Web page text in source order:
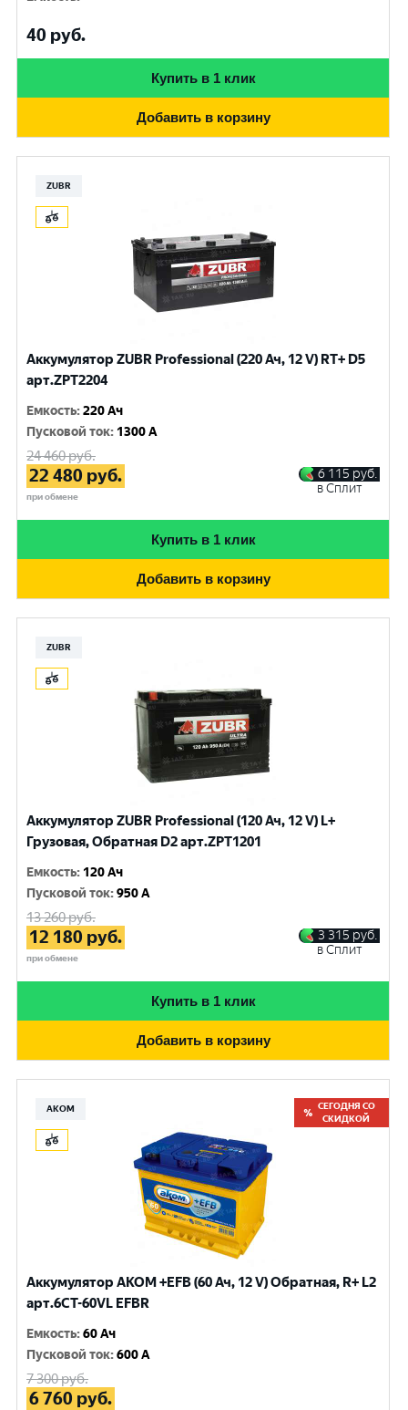
40 руб.
Купить в 1 клик
Добавить в корзину
ZUBR
Аккумулятор ZUBR Professional (220 Ач, 12 V) RT+ D5
арт.ZPT2204
Емкость:220 Ач
Пусковой ток: 1300 A
24 460руб.
22 480 руб.
при обмене
6 115 руб.
в Сплит
Купить в 1 клик
Добавить в корзину
ZUBR
Аккумулятор ZUBR Professional (120 Ач, 12 V) L+
Грузовая, Обратная D2 арт.ZPT1201
Емкость: 120 Ач
Пусковой ток:950 A
13 260руб.
12 180 руб.
при обмене
3 315 руб.
в Сплит
Купить в 1 клик
Добавить в корзину
АКОМ
СЕГОДНЯ СО
СКИДКОЙ
Аккумулятор AKOM +EFB (60 Ач, 12 V) Обратная, R+ L2
арт.6CТ-60VL EFBR
Емкость:60 Ач
Пусковой ток:600 A
7 300руб.
6 760 руб.